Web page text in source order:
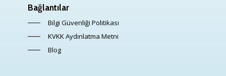
Bağlantılar
Bilgi Güvenliği Politikası
KVKK Aydınlatma Metni
Blog